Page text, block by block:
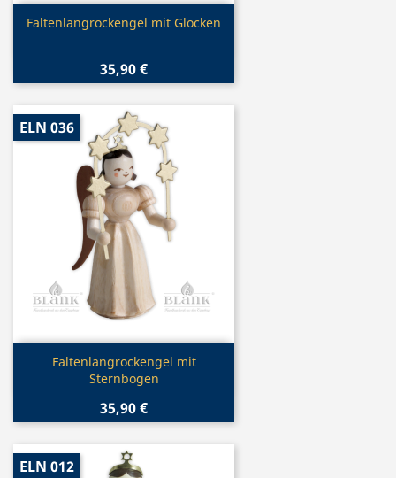
Vorschau
Faltenlangrockengel mit Glocken
35,90 €
Vorschau
Faltenlangrockengel mit
Sternbogen
35,90 €
ELN 036
ELN 012